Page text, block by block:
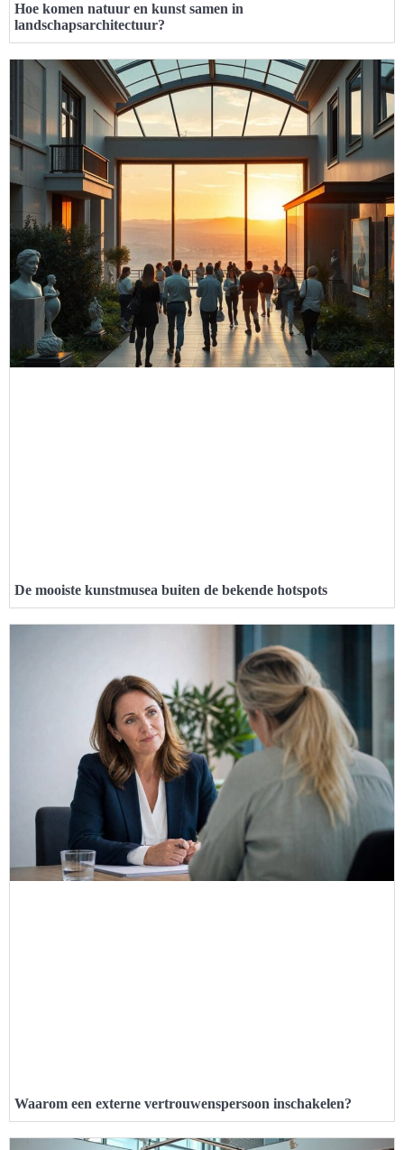
Hoe komen natuur en kunst samen in
landschapsarchitectuur?
De mooiste kunstmusea buiten de bekende hotspots
Waarom een externe vertrouwenspersoon inschakelen?